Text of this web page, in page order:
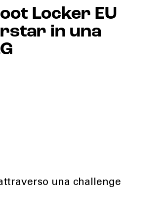
Locker EU
in una
una challenge